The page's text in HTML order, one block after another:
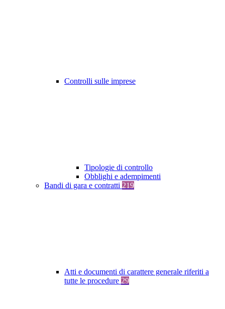
Controlli sulle imprese
Tipologie di controllo
Obblighi e adempimenti
Bandi di gara e contratti 219
Atti e documenti di carattere generale riferiti a
tutte le procedure 29